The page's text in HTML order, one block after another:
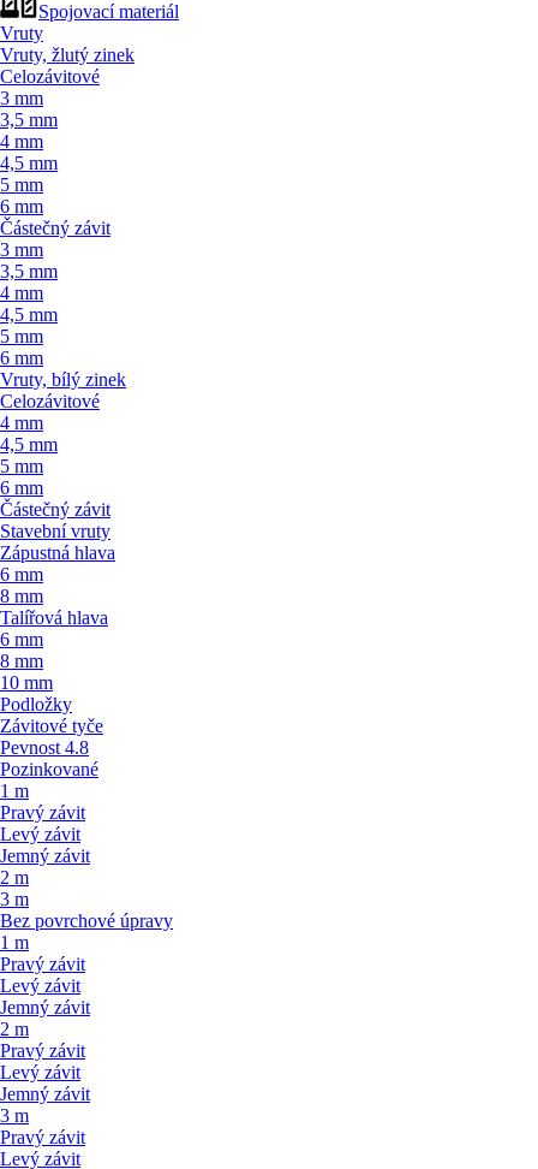
Spojovací materiál
Vruty
Vruty, žlutý zinek
Celozávitové
3 mm
3,5 mm
4 mm
4,5 mm
5 mm
6 mm
Částečný závit
3 mm
3,5 mm
4 mm
4,5 mm
5 mm
6 mm
Vruty, bílý zinek
Celozávitové
4 mm
4,5 mm
5 mm
6 mm
Částečný závit
Stavební vruty
Zápustná hlava
6 mm
8 mm
Talířová hlava
6 mm
8 mm
10 mm
Podložky
Závitové tyče
Pevnost 4.8
Pozinkované
1 m
Pravý závit
Levý závit
Jemný závit
2 m
3 m
Bez povrchové úpravy
1 m
Pravý závit
Levý závit
Jemný závit
2 m
Pravý závit
Levý závit
Jemný závit
3 m
Pravý závit
Levý závit